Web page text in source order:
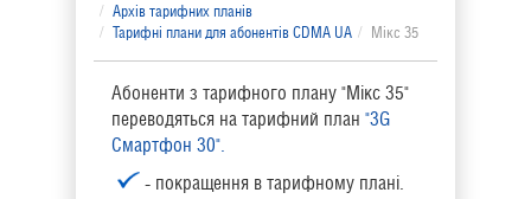
Архів тарифних планів
Тарифні плани для абонентів CDMA UA
Мікс 35
Абоненти з тарифного плану "Мікс 35"
переводяться на тарифний план "3G
Смартфон 30".
- покращення в тарифному плані.